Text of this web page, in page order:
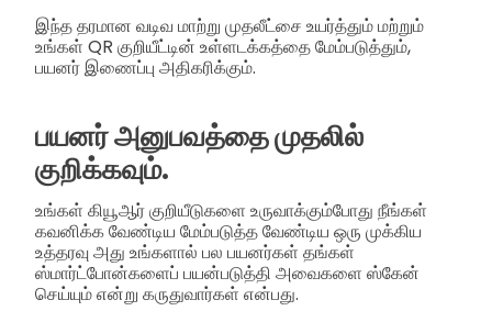
இந்த தரமான வடிவ மாற்று முதலீட்சை உயர்த்தும் மற்றும்
உங்கள் QR குறியீட்டின் உள்ளடக்கத்தை மேம்படுத்தும்,
பயனர் இணைப்பு அதிகரிக்கும்.
பயனர் அனுபவத்தை முதலில்
குறிக்கவும்.
உங்கள் கியூஆர் குறியீடுகளை உருவாக்கும்போது நீங்கள்
கவனிக்க வேண்டிய மேம்படுத்த வேண்டிய ஒரு முக்கிய
உத்தரவு அது உங்களால் பல பயனர்கள் தங்கள்
ஸ்மார்ட்போன்களைப் பயன்படுத்தி அவைகளை ஸ்கேன்
செய்யும் என்று கருதுவார்கள் என்பது.